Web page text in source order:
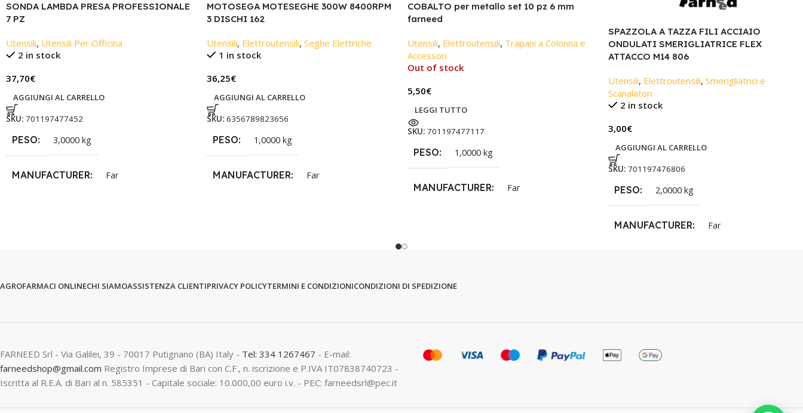
SONDA LAMBDA PRESA PROFESSIONALE
7 PZ
Utensili, Utensili Per Officina
2 in stock
37,70€
AGGIUNGI AL CARRELLO
SKU: 701197477452
PESO 3,0000 kg
MANUFACTURER Far
MOTOSEGA MOTESEGHE 300W 8400RPM
3 DISCHI 162
Utensili, Elettroutensili, Seghe Elettriche
1 in stock
36,25€
AGGIUNGI AL CARRELLO
SKU: 6356789823656
PESO 1,0000 kg
MANUFACTURER Far
COBALTO per metallo set 10 pz 6 mm
farneed
Utensili, Elettroutensili, Trapani a Colonna e
Accessori
Out of stock
5,50€
LEGGI TUTTO
SKU: 701197477117
PESO 1,0000 kg
MANUFACTURER Far
SPAZZOLA A TAZZA FILI ACCIAIO
ONDULATI SMERIGLIATRICE FLEX
ATTACCO M14 806
Utensili, Elettroutensili, Smerigliatrici e
Scanalatori
2 in stock
3,00€
AGGIUNGI AL CARRELLO
SKU: 701197476806
PESO 2,0000 kg
MANUFACTURER Far
AGROFARMACI ONLINECHI SIAMOASSISTENZA CLIENTIPRIVACY POLICYTERMINI E CONDIZIONICONDIZIONI DI SPEDIZIONE
FARNEED Srl - Via Galilei, 39 - 70017 Putignano (BA) Italy - Tel: 334 1267467 - E-mail:
farneedshop@gmail.com Registro Imprese di Bari con C.F., n. iscrizione e P.IVA IT07838740723 -
Iscritta al R.E.A. di Bari al n. 585351 - Capitale sociale: 10.000,00 euro i.v. - PEC: farneedsrl@pec.it